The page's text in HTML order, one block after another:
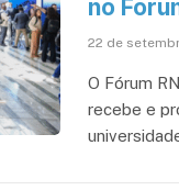
no
22 de
O Fórum
recebe e